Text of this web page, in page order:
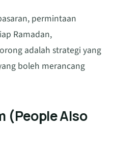
permintaan
Ramadan,
adalah strategi yang
boleh merancang
(People Also